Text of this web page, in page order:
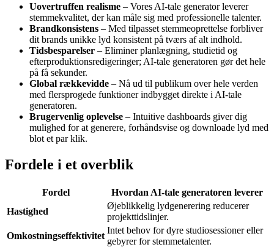
Uovertruffen realisme – Vores AI-tale generator leverer
stemmekvalitet, der kan måle sig med professionelle talenter.
Brandkonsistens – Med tilpasset stemmeoprettelse forbliver
dit brands unikke lyd konsistent på tværs af alt indhold.
Tidsbesparelser – Eliminer planlægning, studietid og
efterproduktionsredigeringer; AI-tale generatoren gør det hele
på få sekunder.
Global rækkevidde – Nå ud til publikum over hele verden
med flersprogede funktioner indbygget direkte i AI-tale
generatoren.
Brugervenlig oplevelse – Intuitive dashboards giver dig
mulighed for at generere, forhåndsvise og downloade lyd med
blot et par klik.
Fordele i et overblik
Fordel
Hvordan AI-tale generatoren leverer
Hastighed
Øjeblikkelig lydgenerering reducerer
projekttidslinjer.
Omkostningseffektivitet
Intet behov for dyre studiosessioner eller
gebyrer for stemmetalenter.